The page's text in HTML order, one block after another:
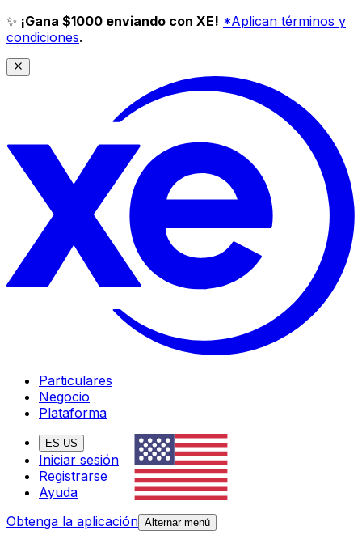
✨ ¡Gana $1000 enviando con XE! *Aplican términos y
condiciones.
Particulares
Negocio
Plataforma
ES-US
Iniciar sesión
Registrarse
Ayuda
Obtenga la aplicación Alternar menú